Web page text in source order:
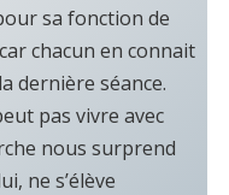
sa fonction de
chacun en connait
dernière séance.
pas vivre avec
nous surprend
ne s’élève